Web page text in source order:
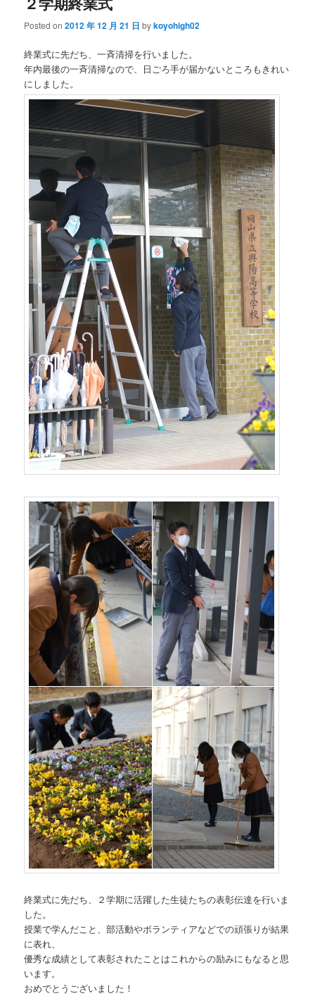
Posted on2012 年 12 月 21 日 bykoyohigh02
終業式に先だち、一斉清掃を行いました。
年内最後の一斉清掃なので、日ごろ手が届かないところもきれい
にしました。
終業式に先だち、２学期に活躍した生徒たちの表彰伝達を行いま
した。
授業で学んだこと、部活動やボランティアなどでの頑張りが結果
に表れ、
優秀な成績として表彰されたことはこれからの励みにもなると思
います。
おめでとうございました！